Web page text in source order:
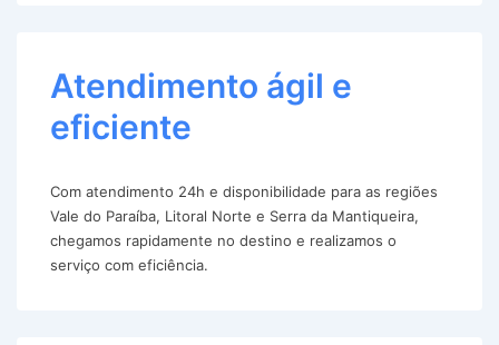
Atendimento ágil e
eficiente
Com atendimento 24h e disponibilidade para as regiões
Vale do Paraíba, Litoral Norte e Serra da Mantiqueira,
chegamos rapidamente no destino e realizamos o
serviço com eficiência.